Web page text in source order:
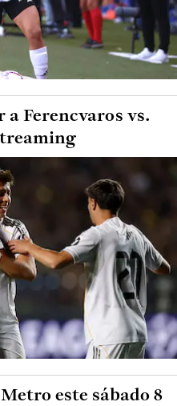
a Ferencvaros vs.
este sábado 8